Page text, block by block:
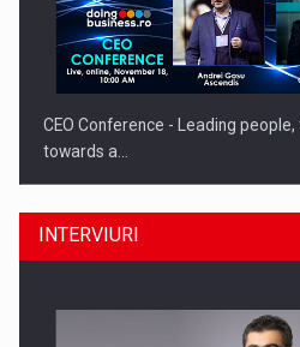
CEO Conference - Leading
towards a…
INTERVIURI